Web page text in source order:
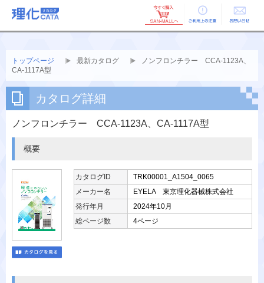
ご利用上の お問い合せ
トップページ 最新カタログ
ノンフロンチラー CCA-1123A、
CA-1117A型
カタログ詳細
ノンフロンチラー CCA-1123A、CA-1117A型
概要
カタログID
TRK00001_A1504_0065
メーカー名
EYELA 東京理化器械株式会社
発行年月
2024年10月
総ページ数
4ページ